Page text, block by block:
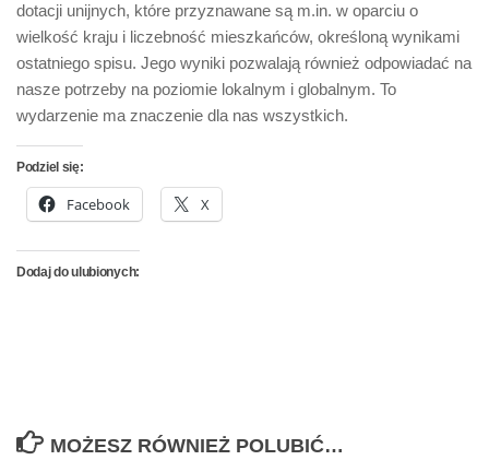
dotacji unijnych, które przyznawane są m.in. w oparciu o
wielkość kraju i liczebność mieszkańców, określoną wynikami
ostatniego spisu. Jego wyniki pozwalają również odpowiadać na
nasze potrzeby na poziomie lokalnym i globalnym. To
wydarzenie ma znaczenie dla nas wszystkich.
Podziel się:
Facebook X
Dodaj do ulubionych:
MOŻESZ RÓWNIEŻ POLUBIĆ…